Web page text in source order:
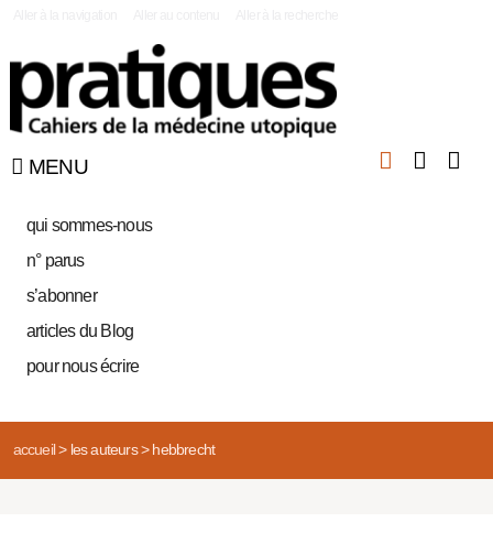
MENU
qui sommes-nous
n° parus
s’abonner
articles du Blog
pour nous écrire
accueil> les auteurs> hebbrecht